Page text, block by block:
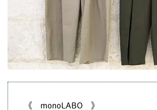
《 monoLABO 》